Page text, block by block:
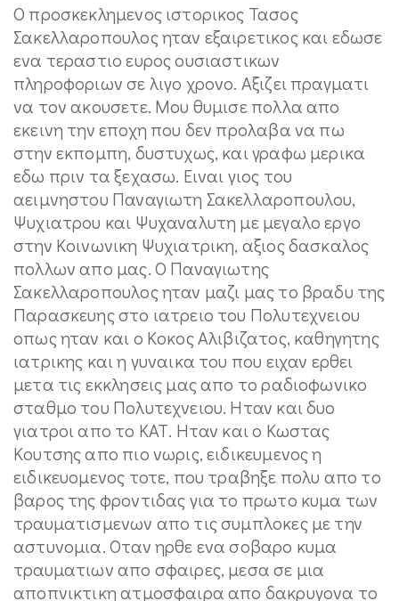
Ο προσκεκλημενος ιστορικος Τασος
Σακελλαροπουλος ηταν εξαιρετικος και εδωσε
ενα τεραστιο ευρος ουσιαστικων
πληροφοριων σε λιγο χρονο. Αξιζει πραγματι
να τον ακουσετε. Μου θυμισε πολλα απο
εκεινη την εποχη που δεν προλαβα να πω
στην εκπομπη, δυστυχως, και γραφω μερικα
εδω πριν τα ξεχασω. Ειναι γιος του
αειμνηστου Παναγιωτη Σακελλαροπουλου,
Ψυχιατρου και Ψυχαναλυτη με μεγαλο εργο
στην Κοινωνικη Ψυχιατρικη, αξιος δασκαλος
πολλων απο μας. Ο Παναγιωτης
Σακελλαροπουλος ηταν μαζι μας το βραδυ της
Παρασκευης στο ιατρειο του Πολυτεχνειου
οπως ηταν και ο Κοκος Αλιβιζατος, καθηγητης
ιατρικης και η γυναικα του που ειχαν ερθει
μετα τις εκκλησεις μας απο το ραδιοφωνικο
σταθμο του Πολυτεχνειου. Ηταν και δυο
γιατροι απο το ΚΑΤ. Ηταν και ο Κωστας
Κουτσης απο πιο νωρις, ειδικευμενος η
ειδικευομενος τοτε, που τραβηξε πολυ απο το
βαρος της φροντιδας για το πρωτο κυμα των
τραυματισμενων απο τις συμπλοκες με την
αστυνομια. Οταν ηρθε ενα σοβαρο κυμα
τραυματιων απο σφαιρες, μεσα σε μια
αποπνικτικη ατμοσφαιρα απο δακρυγονα το